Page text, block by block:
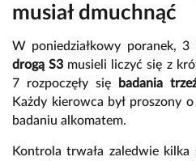
musiał dmuchnąć
W poniedziałkowy poranek,
drogą S3 musieli liczyć się z
7 rozpoczęły się
badania
Każdy kierowca był proszony
badaniu alkomatem.
Kontrola trwała zaledwie kilka